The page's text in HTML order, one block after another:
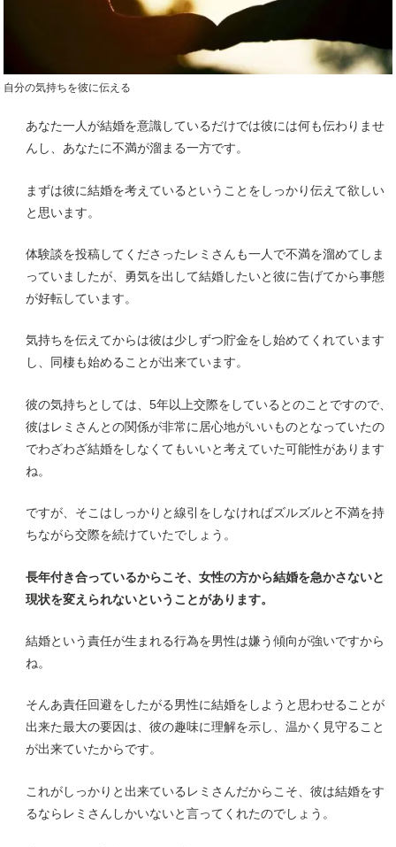
自分の気持ちを彼に伝える
あなた一人が結婚を意識しているだけでは彼には何も伝わりませ
んし、あなたに不満が溜まる一方です。
まずは彼に結婚を考えているということをしっかり伝えて欲しい
と思います。
体験談を投稿してくださったレミさんも一人で不満を溜めてしま
っていましたが、勇気を出して結婚したいと彼に告げてから事態
が好転しています。
気持ちを伝えてからは彼は少しずつ貯金をし始めてくれています
し、同棲も始めることが出来ています。
彼の気持ちとしては、5年以上交際をしているとのことですので、
彼はレミさんとの関係が非常に居心地がいいものとなっていたの
でわざわざ結婚をしなくてもいいと考えていた可能性があります
ね。
ですが、そこはしっかりと線引をしなければズルズルと不満を持
ちながら交際を続けていたでしょう。
長年付き合っているからこそ、女性の方から結婚を急かさないと
現状を変えられないということがあります。
結婚という責任が生まれる行為を男性は嫌う傾向が強いですから
ね。
そんあ責任回避をしたがる男性に結婚をしようと思わせることが
出来た最大の要因は、彼の趣味に理解を示し、温かく見守ること
が出来ていたからです。
これがしっかりと出来ているレミさんだからこそ、彼は結婚をす
るならレミさんしかいないと言ってくれたのでしょう。